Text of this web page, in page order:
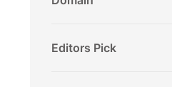
Editors Pick